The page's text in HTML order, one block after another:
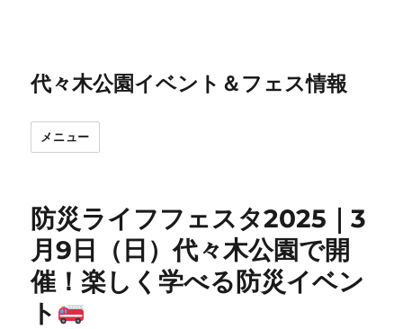
代々木公園イベント＆フェス情報
メニュー
防災ライフフェスタ2025｜3
月9日（日）代々木公園で開
催！楽しく学べる防災イベン
ト